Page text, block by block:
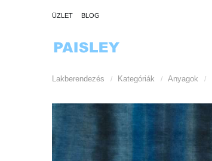
ÜZLET BLOG
Lakberendezés / Kategóriák / Anyagok /